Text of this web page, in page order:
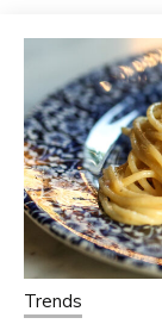
Trends